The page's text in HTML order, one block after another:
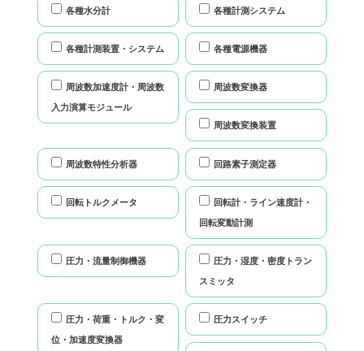
各種水分計 各種計測システム
各種計測装置・システム 各種電源機器
周波数加速度計・周波数
入力演算モジュール
周波数変換器
周波数変換装置
周波数特性分析器 回路素子測定器
回転トルクメータ 回転計・ライン速度計・
回転変動計測
圧力・流量制御機器 圧力・湿度・密度トラン
スミッタ
圧力・荷重・トルク・変
位・加速度変換器
圧力スイッチ